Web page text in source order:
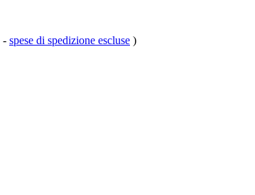
- spese di spedizione escluse )